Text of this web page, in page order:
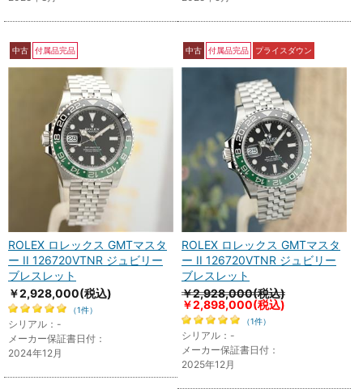
中古 付属品完品
ROLEX ロレックス GMTマスタ
ー II 126720VTNR ジュビリー
ブレスレット
￥2,928,000(税込)
（1件）
シリアル：-
メーカー保証書日付：
2024年12月
中古 付属品完品 プライスダウン
ROLEX ロレックス GMTマスタ
ー II 126720VTNR ジュビリー
ブレスレット
￥2,928,000(税込)
￥2,898,000(税込)
（1件）
シリアル：-
メーカー保証書日付：
2025年12月